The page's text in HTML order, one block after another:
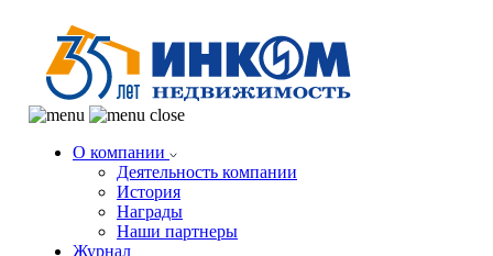
О компании
Деятельность компании
История
Награды
Наши партнеры
Журнал